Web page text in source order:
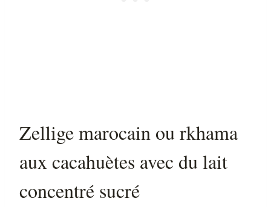
Zellige marocain ou rkhama
aux cacahuètes avec du lait
concentré sucré